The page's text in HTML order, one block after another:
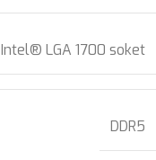
Intel® LGA 1700 soket
DDR5